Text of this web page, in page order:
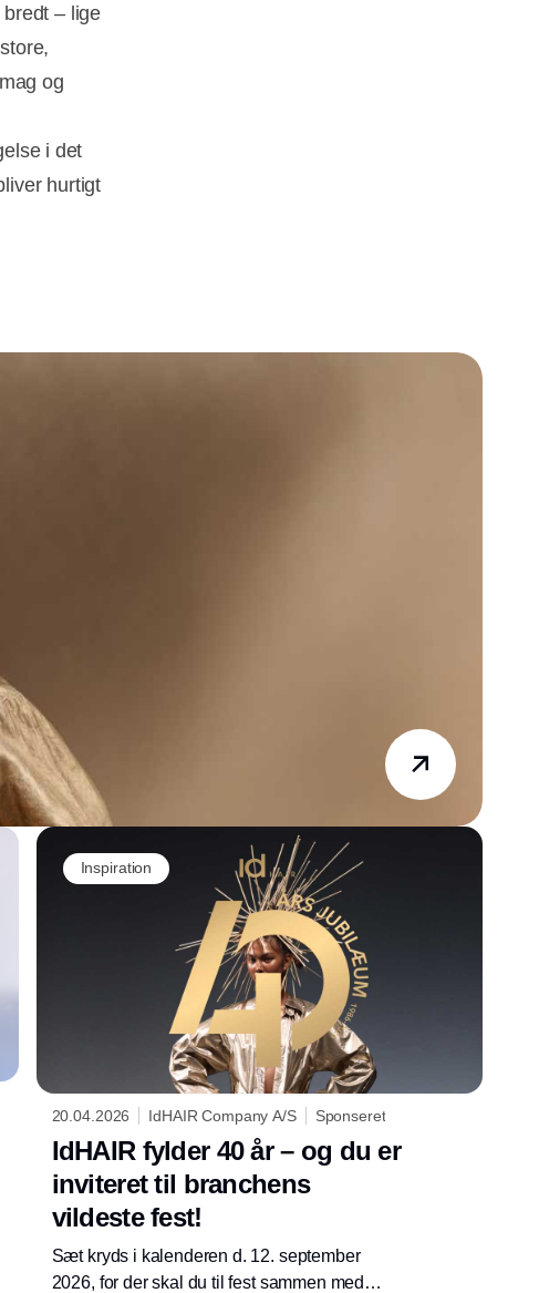
– lige
og
i det
hurtigt
Inspiration
20.04.2026 IdHAIR Company A/S Sponseret
IdHAIR fylder 40 år – og du er
inviteret til branchens
vildeste fest!
Sæt kryds i kalenderen d. 12. september
2026, for der skal du til fest sammen med